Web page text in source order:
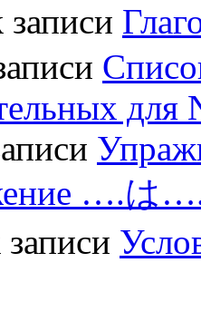
записи
для
….は
записи